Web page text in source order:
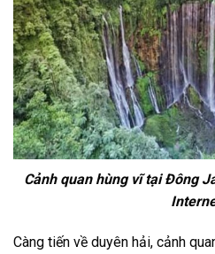
Cảnh quan hùng vĩ tại Đông
Càng tiến về duyên hải, cảnh